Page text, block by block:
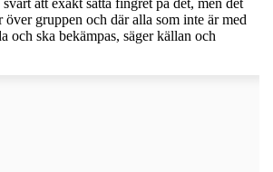
gruppen och där alla som inte är med
och ska bekämpas, säger källan och